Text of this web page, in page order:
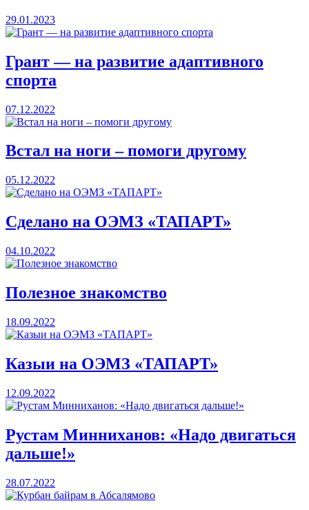
29.01.2023
Грант — на развитие адаптивного
спорта
07.12.2022
Встал на ноги – помоги другому
05.12.2022
Сделано на ОЭМЗ «ТАПАРТ»
04.10.2022
Полезное знакомство
18.09.2022
Казыи на ОЭМЗ «ТАПАРТ»
12.09.2022
Рустам Минниханов: «Надо двигаться
дальше!»
28.07.2022